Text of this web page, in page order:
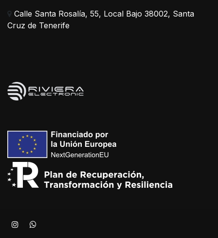
Calle Santa Rosalía, 55, Local Bajo 38002, Santa
Cruz de Tenerife